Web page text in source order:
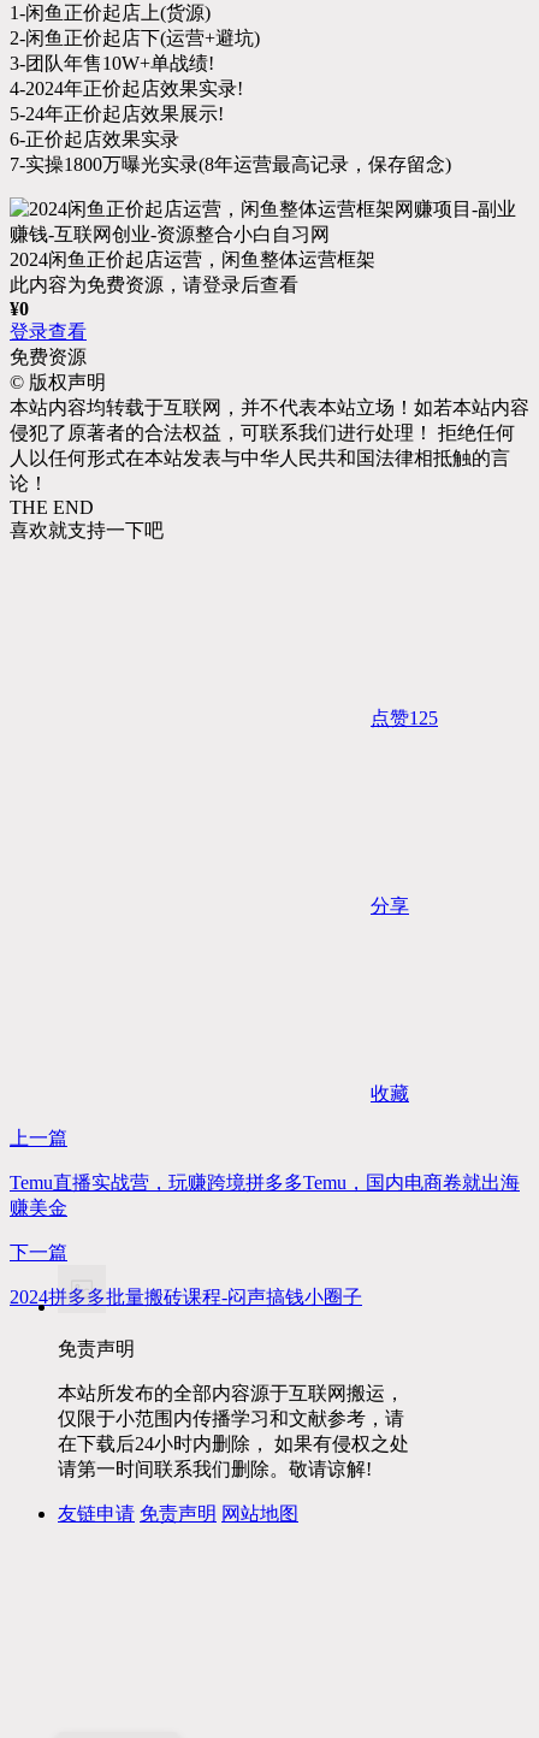
1-闲鱼正价起店上(货源)
2-闲鱼正价起店下(运营+避坑)
3-团队年售10W+单战绩!
4-2024年正价起店效果实录!
5-24年正价起店效果展示!
6-正价起店效果实录
7-实操1800万曝光实录(8年运营最高记录，保存留念)
2024闲鱼正价起店运营，闲鱼整体运营框架
此内容为免费资源，请登录后查看
¥0
登录查看
免费资源
© 版权声明
本站内容均转载于互联网，并不代表本站立场！如若本站内容
侵犯了原著者的合法权益，可联系我们进行处理！ 拒绝任何
人以任何形式在本站发表与中华人民共和国法律相抵触的言
论！
THE END
喜欢就支持一下吧
点赞125
分享
收藏
上一篇
Temu直播实战营，玩赚跨境拼多多Temu，国内电商卷就出海
赚美金
下一篇
2024拼多多批量搬砖课程-闷声搞钱小圈子
免责声明
本站所发布的全部内容源于互联网搬运，
仅限于小范围内传播学习和文献参考，请
在下载后24小时内删除， 如果有侵权之处
请第一时间联系我们删除。敬请谅解!
友链申请 免责声明 网站地图